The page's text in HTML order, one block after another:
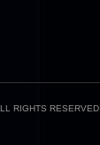
RIGHTS RESERVED.